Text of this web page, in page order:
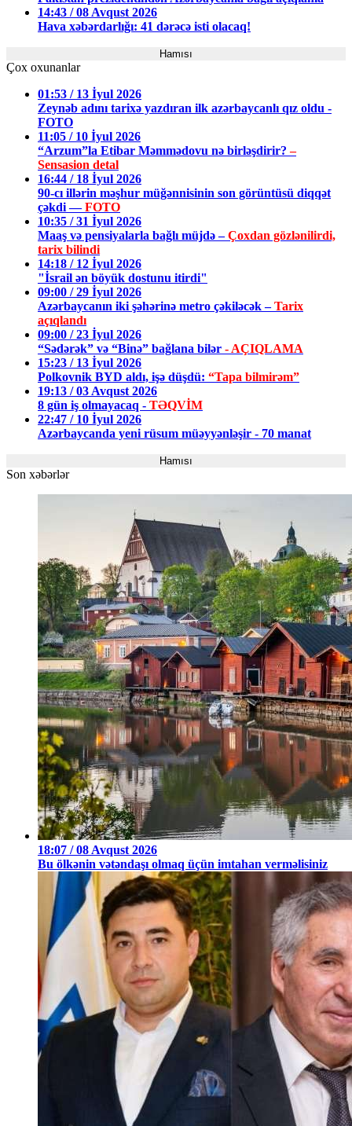
14:43 / 08 Avqust 2026
Hava xəbərdarlığı: 41 dərəcə isti olacaq!
Hamısı
Çox oxunanlar
01:53 / 13 İyul 2026
Zeynəb adını tarixə yazdıran ilk azərbaycanlı qız oldu -
FOTO
11:05 / 10 İyul 2026
“Arzum”la Etibar Məmmədovu nə birləşdirir?–
Sensasion detal
16:44 / 18 İyul 2026
90-cı illərin məşhur müğənnisinin son görüntüsü diqqət
çəkdi —FOTO
10:35 / 31 İyul 2026
Maaş və pensiyalarla bağlı müjdə –Çoxdan gözlənilirdi,
tarix bilindi
14:18 / 12 İyul 2026
"İsrail ən böyük dostunu itirdi"
09:00 / 29 İyul 2026
Azərbaycanın iki şəhərinə metro çəkiləcək –Tarix
açıqlandı
09:00 / 23 İyul 2026
“Sədərək” və “Binə” bağlana bilər - AÇIQLAMA
15:23 / 13 İyul 2026
Polkovnik BYD aldı, işə düşdü: “Tapa bilmirəm”
19:13 / 03 Avqust 2026
8 gün iş olmayacaq - TƏQVİM
22:47 / 10 İyul 2026
Azərbaycanda yeni rüsum müəyyənləşir - 70 manat
Hamısı
Son xəbərlər
18:07 / 08 Avqust 2026
Bu ölkənin vətəndaşı olmaq üçün imtahan verməlisiniz